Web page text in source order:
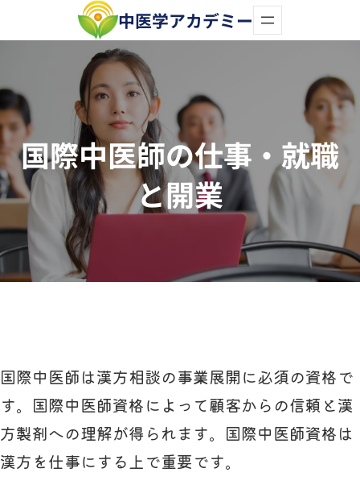
容
ス
キ
ッ
プ
中医学アカデミー
国際中医師の仕事・就職
と開業
国際中医師は漢方相談の事業展開に必須の資格で
す。国際中医師資格によって顧客からの信頼と漢
方製剤への理解が得られます。国際中医師資格は
漢方を仕事にする上で重要です。